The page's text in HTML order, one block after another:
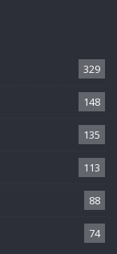
329
148
135
113
88
74